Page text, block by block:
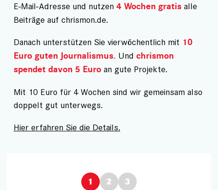
E-Mail-Adresse und nutzen 4 Wochen gratis alle
Beiträge auf chrismon.de.
Danach unterstützen Sie vierwöchentlich mit 10
Euro guten Journalismus. Und chrismon
spendet davon 5 Euro an gute Projekte.
Mit 10 Euro für 4 Wochen sind wir gemeinsam also
doppelt gut unterwegs.
Hier erfahren Sie die Details.